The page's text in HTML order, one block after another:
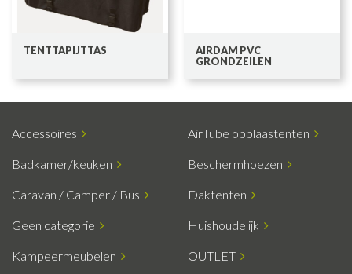
TENTTAPIJTTAS
AIRDAM PVC
GRONDZEILEN
Accessoires AirTube opblaastenten
Badkamer/keuken Beschermhoezen
Caravan / Camper / Bus Daktenten
Geen categorie Huishoudelijk
Kampeermeubelen OUTLET